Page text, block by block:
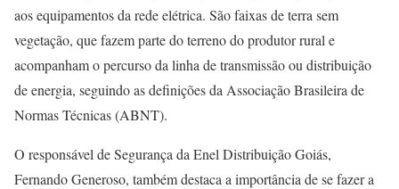
aos equipamentos da rede elétrica. São faixas de terra sem
vegetação, que fazem parte do terreno do produtor rural e
acompanham o percurso da linha de transmissão ou distribuição
de energia, seguindo as definições da Associação Brasileira de
Normas Técnicas (ABNT).
O responsável de Segurança da Enel Distribuição Goiás,
Fernando Generoso, também destaca a importância de se fazer a